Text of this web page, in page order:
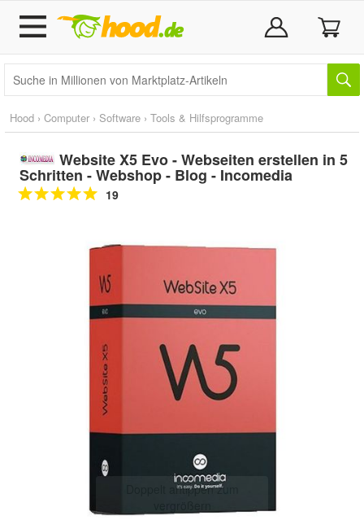
Hood › Computer › Software › Tools & Hilfsprogramme
Website X5 Evo - Webseiten erstellen in 5
Schritten - Webshop - Blog - Incomedia
19
Doppelt antippen zum